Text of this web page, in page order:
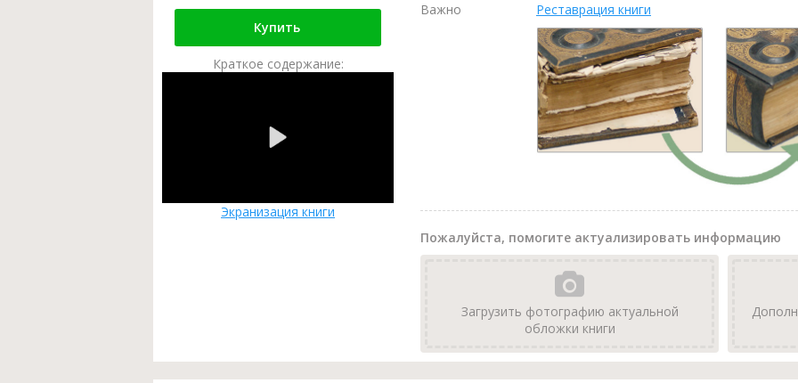
Купить
Краткое содержание:
Экранизация книги
Важно Реставрация книги
Пожалуйста, помогите актуализировать информацию
Загрузить фотографию актуальной
обложки книги